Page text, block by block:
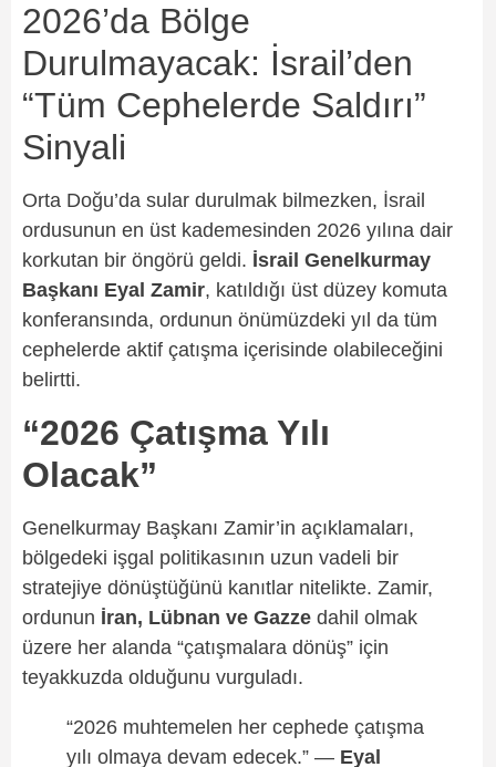
2026’da Bölge
Durulmayacak: İsrail’den
“Tüm Cephelerde Saldırı”
Sinyali
Orta Doğu’da sular durulmak bilmezken, İsrail
ordusunun en üst kademesinden 2026 yılına dair
korkutan bir öngörü geldi. İsrail Genelkurmay
Başkanı Eyal Zamir, katıldığı üst düzey komuta
konferansında, ordunun önümüzdeki yıl da tüm
cephelerde aktif çatışma içerisinde olabileceğini
belirtti.
“2026 Çatışma Yılı
Olacak”
Genelkurmay Başkanı Zamir’in açıklamaları,
bölgedeki işgal politikasının uzun vadeli bir
stratejiye dönüştüğünü kanıtlar nitelikte. Zamir,
ordunun İran, Lübnan ve Gazze dahil olmak
üzere her alanda “çatışmalara dönüş” için
teyakkuzda olduğunu vurguladı.
“2026 muhtemelen her cephede çatışma
yılı olmaya devam edecek.” — Eyal